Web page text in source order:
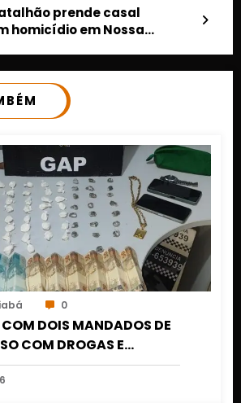
prende casal
homicídio em Nossa
0
DOIS MANDADOS DE
COM DROGAS E
DE MARÇO EM CUIABÁ